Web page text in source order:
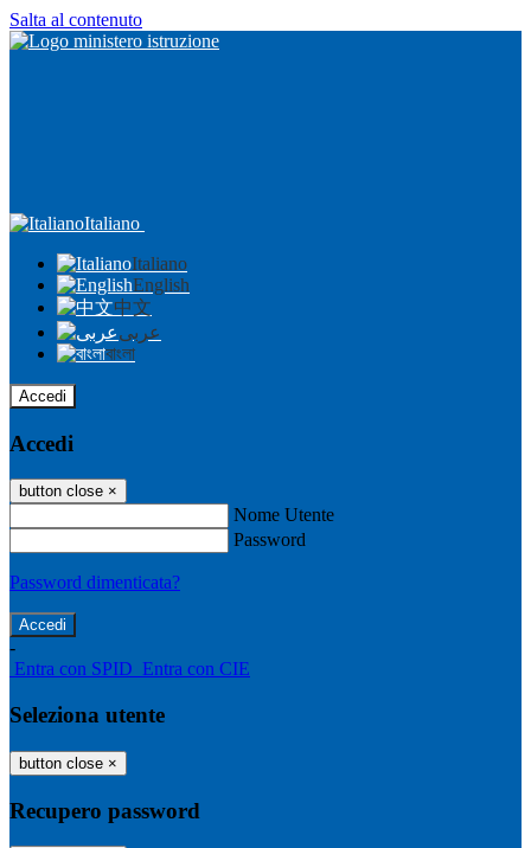
Salta al contenuto
Italiano
Italiano
English
中文
عربى
বাংলা
Accedi
Accedi
button close ×
Nome Utente
Password
Password dimenticata?
-
Entra con SPID Entra con CIE
Seleziona utente
button close ×
Recupero password